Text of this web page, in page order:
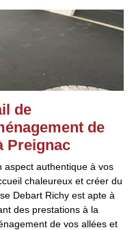
de
de
Preignac
aspect authentique à vos
chaleureux et créer du
Debart Richy est apte à
des prestations à la
de vos allées et